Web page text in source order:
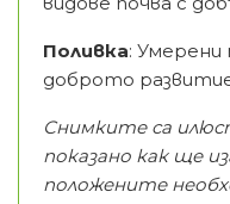
Поливка: Умерени
доброто
Снимките са
показано как ще
положените